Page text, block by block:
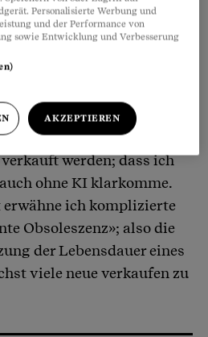
wirklich denke. Dass
gespart wurde; dass
billiger produziert
hier für ein Vielfaches des
werden; dass ich
ohne KI klarkomme.
ich komplizierte
Obsoleszenz»; also die
der Lebensdauer eines
viele neue verkaufen zu
Personalisierte Werbung und
und der Performance von
sowie Entwicklung und Verbesserung
AKZEPTIEREN